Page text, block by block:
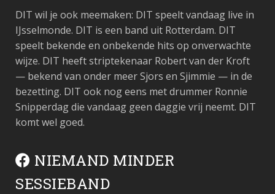
DIT wil je ook meemaken: DIT speelt vandaag live in
IJsselmonde. DIT is een band uit Rotterdam. DIT
speelt bekende en onbekende hits op onverwachte
wijze. DIT heeft striptekenaar Robert van der Kroft
— bekend van onder meer Sjors en Sjimmie — in de
bezetting. DIT ook nog eens met drummer Ronnie
Snipperdag die vandaag geen daggie vrij neemt. DIT
komt wel goed.
NIEMAND MINDER
SESSIEBAND